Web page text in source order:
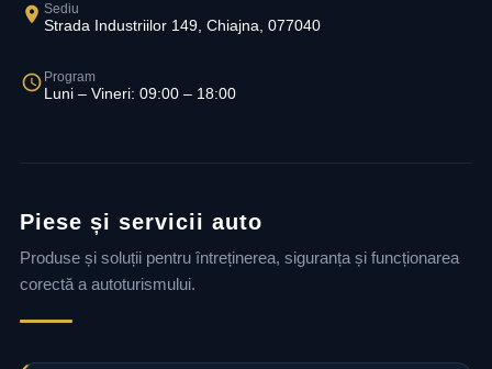
Sediu
Strada Industriilor 149, Chiajna, 077040
Program
Luni – Vineri: 09:00 – 18:00
Piese și servicii auto
Produse și soluții pentru întreținerea, siguranța și funcționarea
corectă a autoturismului.